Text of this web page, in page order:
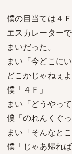
僕の目当ては４
エスカレーター
まいだった。
まい「今どこに
どこかじゃねぇ
僕「４Ｆ」
まい「どうやっ
僕「のれんくぐ
まい「そんなと
僕「じゃあ帰れば